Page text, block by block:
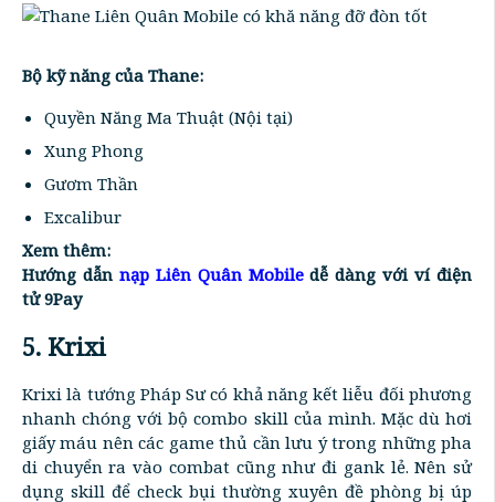
Bộ kỹ năng của Thane:
Quyền Năng Ma Thuật (Nội tại)
Xung Phong
Gươm Thần
Excalibur
Xem thêm:
Hướng dẫn nạp Liên Quân Mobiledễ dàng với ví điện
tử 9Pay
5. Krixi
Krixi là tướng Pháp Sư có khả năng kết liễu đối phương
nhanh chóng với bộ combo skill của mình. Mặc dù hơi
giấy máu nên các game thủ cần lưu ý trong những pha
di chuyển ra vào combat cũng như đi gank lẻ. Nên sử
dụng skill để check bụi thường xuyên đề phòng bị úp